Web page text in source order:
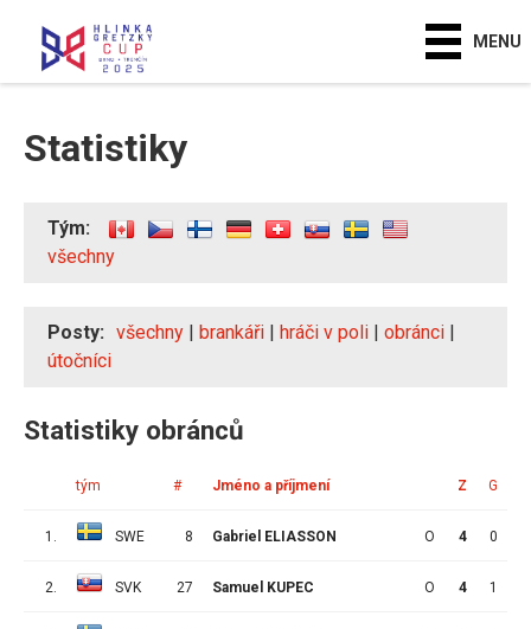
MENU
Statistiky
Tým:
všechny
Posty: všechny | brankáři | hráči v poli | obránci |
útočníci
Statistiky obránců
tým # Jméno a příjmení Z G
1. SWE 8 Gabriel ELIASSON O 4 0
2. SVK 27 Samuel KUPEC O 4 1